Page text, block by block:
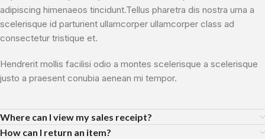
adipiscing himenaeos tincidunt.Tellus pharetra dis nostra urna a
scelerisque id parturient ullamcorper ullamcorper class ad
consectetur tristique et.
Hendrerit mollis facilisi odio a montes scelerisque a scelerisque
justo a praesent conubia aenean mi tempor.
Where can I view my sales receipt?
How can I return an item?